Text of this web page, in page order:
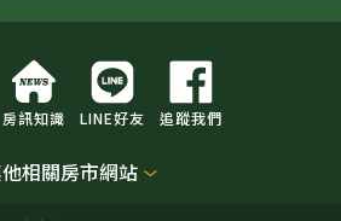
房訊知識 LINE好友 追蹤我們
相關房市網站